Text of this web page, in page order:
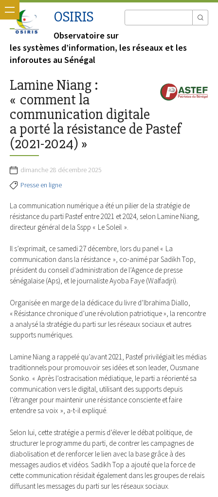
OSIRIS
Observatoire sur
les systèmes d’information, les réseaux et les
inforoutes au Sénégal
Lamine Niang :
« comment la
communication digitale
a porté la résistance de Pastef
(2021-2024) »
dimanche 28 décembre 2025
Presse en ligne
La communication numérique a été un pilier de la stratégie de
résistance du parti Pastef entre 2021 et 2024, selon Lamine Niang,
directeur général de la Sspp « Le Soleil ».
Il s’exprimait, ce samedi 27 décembre, lors du panel « La
communication dans la résistance », co-animé par Sadikh Top,
président du conseil d’administration de l’Agence de presse
sénégalaise (Aps), et le journaliste Ayoba Faye (Walfadjri).
Organisée en marge de la dédicace du livre d’Ibrahima Diallo,
« Résistance chronique d’une révolution patriotique », la rencontre
a analysé la stratégie du parti sur les réseaux sociaux et autres
supports numériques.
Lamine Niang a rappelé qu’avant 2021, Pastef privilégiait les médias
traditionnels pour promouvoir ses idées et son leader, Ousmane
Sonko. « Après l’ostracisation médiatique, le parti a réorienté sa
communication vers le digital, utilisant des supports depuis
l’étranger pour maintenir une résistance consciente et faire
entendre sa voix », a-t-il expliqué.
Selon lui, cette stratégie a permis d’élever le débat politique, de
structurer le programme du parti, de contrer les campagnes de
diabolisation et de renforcer le lien avec la base grâce à des
messages audios et vidéos. Sadikh Top a ajouté que la force de
cette communication résidait également dans les groupes de relais
diffusant les messages du parti sur les réseaux sociaux.